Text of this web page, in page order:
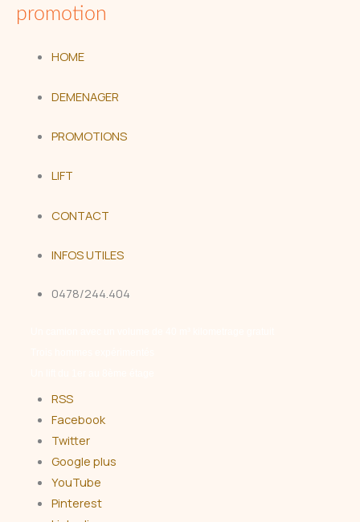
promotion
HOME
DEMENAGER
PROMOTIONS
LIFT
CONTACT
INFOS UTILES
0478/244.404
RSS
Facebook
Twitter
Google plus
YouTube
Pinterest